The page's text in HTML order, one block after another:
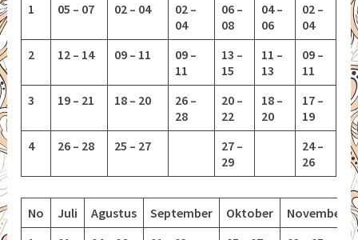
1
05 – 07 02 – 04
02 –
04
06 –
08
04 –
06
02 –
04
2
12 – 14 09 – 11
09 –
11
13 –
15
11 –
13
09 –
11
3
19 – 21 18 – 20
26 –
28
20 –
22
18 –
20
17 –
19
4
26 – 28 25 – 27
27 –
29
24 –
26
No Juli Agustus September Oktober
November